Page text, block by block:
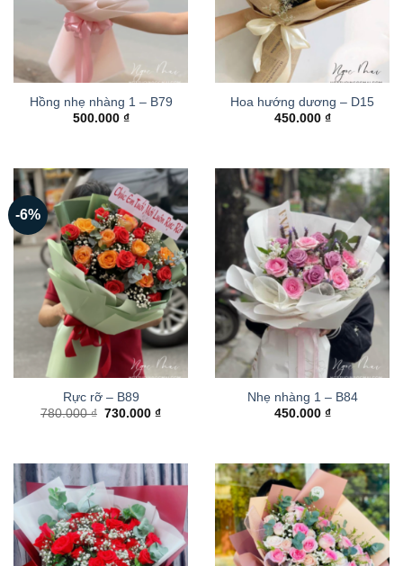
Hồng nhẹ nhàng 1 – B79
500.000 ₫
Hoa hướng dương – D15
450.000 ₫
-6%
Rực rỡ – B89
780.000₫ Giá
730.000₫Giá
Nhẹ nhàng 1 – B84
450.000 ₫